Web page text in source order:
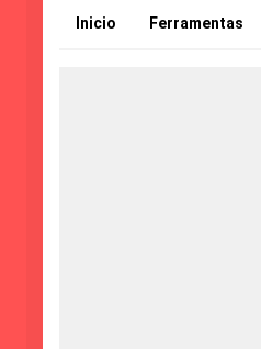
Inicio Ferramentas